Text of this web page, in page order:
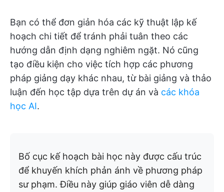
Bạn có thể đơn giản hóa các kỹ thuật lập kế
hoạch chi tiết để tránh phải tuân theo các
hướng dẫn định dạng nghiêm ngặt. Nó cũng
tạo điều kiện cho việc tích hợp các phương
pháp giảng dạy khác nhau, từ bài giảng và thảo
luận đến học tập dựa trên dự án và các khóa
học AI.
Bố cục kế hoạch bài học này được cấu trúc
để khuyến khích phản ánh về phương pháp
sư phạm. Điều này giúp giáo viên dễ dàng